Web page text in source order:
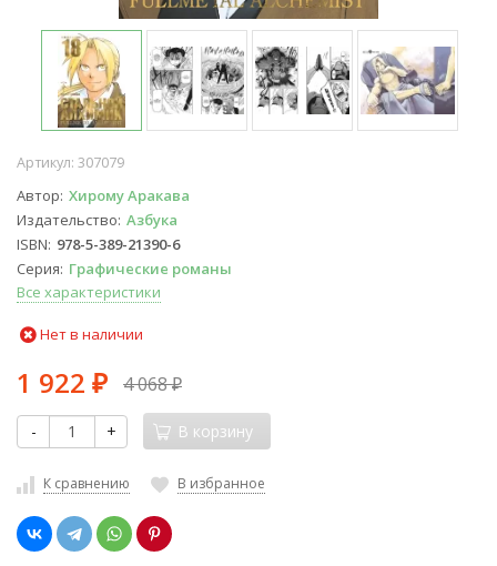
Артикул: 307079
Автор Хирому Аракава
Издательство Азбука
ISBN 978-5-389-21390-6
Серия Графические романы
Все характеристики
Нет в наличии
1 922 ₽ 4 068₽
- + В корзину
К сравнению В избранное